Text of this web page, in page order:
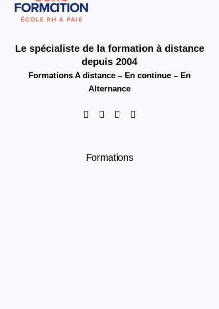
Le spécialiste de la formation à distance
depuis 2004
Formations A distance – En continue – En
Alternance
Formations